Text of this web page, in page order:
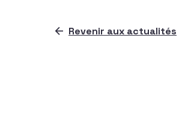
Revenir aux actualités